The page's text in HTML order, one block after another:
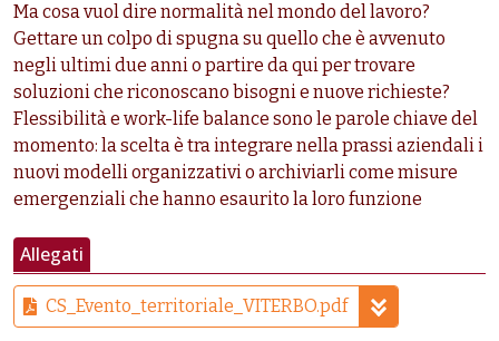
Ma cosa vuol dire normalità nel mondo del lavoro?
Gettare un colpo di spugna su quello che è avvenuto
negli ultimi due anni o partire da qui per trovare
soluzioni che riconoscano bisogni e nuove richieste?
Flessibilità e work-life balance sono le parole chiave del
momento: la scelta è tra integrare nella prassi aziendali i
nuovi modelli organizzativi o archiviarli come misure
emergenziali che hanno esaurito la loro funzione
Allegati
CS_Evento_territoriale_VITERBO.pdf